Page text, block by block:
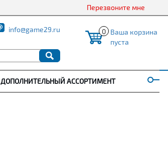
Перезвоните мне
info@game29.ru 0 Ваша корзина
пуста
ДОПОЛНИТЕЛЬНЫЙ АССОРТИМЕНТ